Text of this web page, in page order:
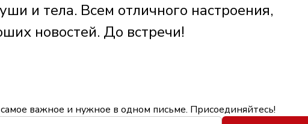
и тела. Всем отличного настроения,
новостей. До встречи!
важное и нужное в одном письме. Присоединяйтесь!